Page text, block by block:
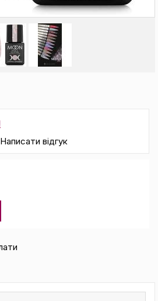
Написати відгук